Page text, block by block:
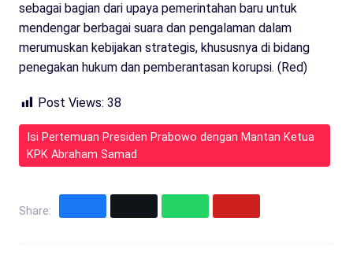
sebagai bagian dari upaya pemerintahan baru untuk
mendengar berbagai suara dan pengalaman dalam
merumuskan kebijakan strategis, khususnya di bidang
penegakan hukum dan pemberantasan korupsi. (Red)
Post Views: 38
Isi Pertemuan Presiden Prabowo dengan Mantan Ketua
KPK Abraham Samad
Share: